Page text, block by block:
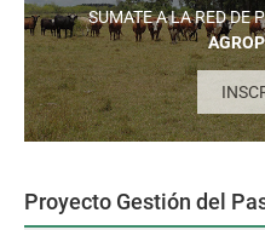
SUMATE A LA RED DE
Proyecto Gestión del